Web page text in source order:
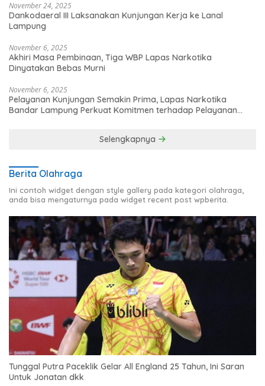
November 24, 2025
Dankodaeral III Laksanakan Kunjungan Kerja ke Lanal
Lampung
November 6, 2025
Akhiri Masa Pembinaan, Tiga WBP Lapas Narkotika
Dinyatakan Bebas Murni
November 6, 2025
Pelayanan Kunjungan Semakin Prima, Lapas Narkotika
Bandar Lampung Perkuat Komitmen terhadap Pelayanan
Selengkapnya
Berita Olahraga
Ini contoh widget dengan style gallery pada kategori olahraga,
anda bisa mengaturnya pada widget recent post wpberita.
Tunggal Putra Paceklik Gelar All England 25 Tahun, Ini Saran
Untuk Jonatan dkk